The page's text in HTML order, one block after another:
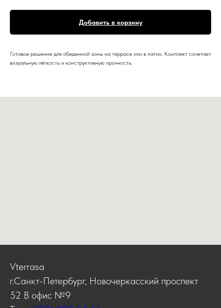
Добавить в корзину
Готовое решение для обеденной зоны на террасе или в патио. Комплект сочетает
визуальную лёгкость и конструктивную прочность.
Vterrasa
г.Санкт-Петербург, Новочеркасский проспект
52 В офис №9